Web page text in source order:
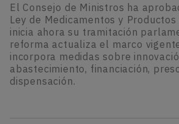
El Consejo de Ministros ha
Ley de Medicamentos y
inicia ahora su tramitación
reforma actualiza el marco
incorpora medidas sobre
abastecimiento, financiación,
dispensación.